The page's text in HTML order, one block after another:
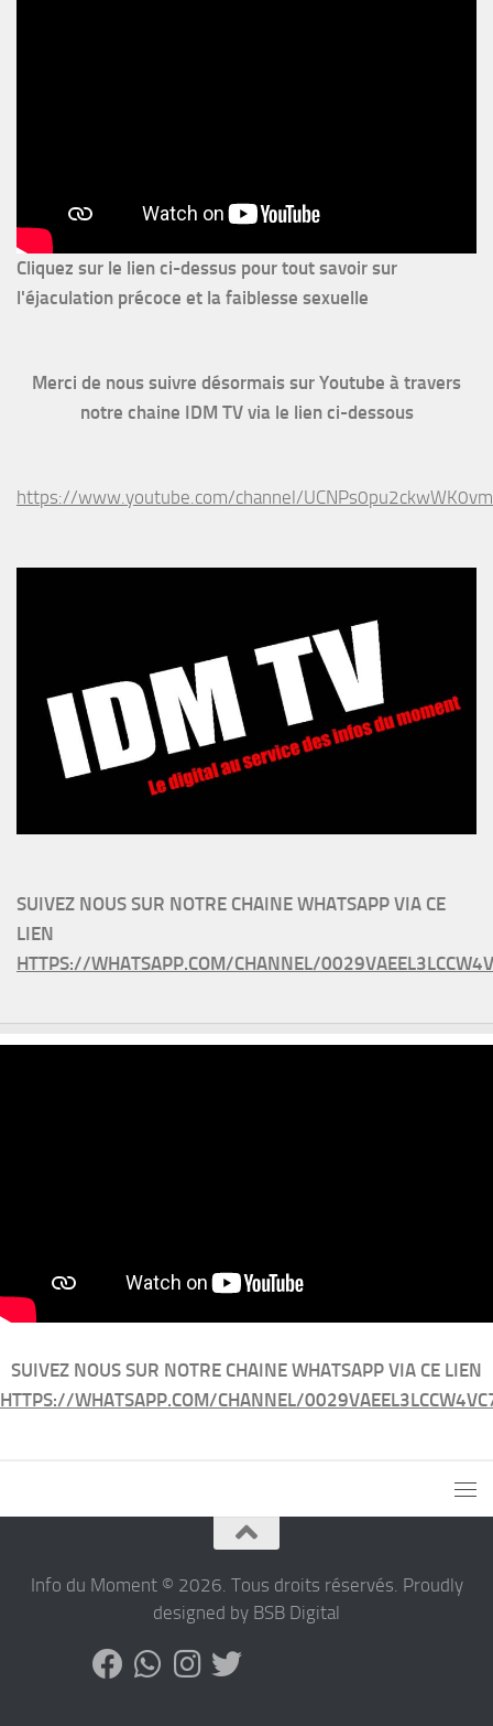
Cliquez sur le lien ci-dessus pour tout savoir sur
l'éjaculation précoce et la faiblesse sexuelle
Merci de nous suivre désormais sur Youtube à travers
notre chaine IDM TV via le lien ci-dessous
https://www.youtube.com/channel/
SUIVEZ NOUS SUR NOTRE CHAINE WHATSAPP VIA CE
LIEN
HTTPS://WHATSAPP.COM/CHANNEL/
SUIVEZ NOUS SUR NOTRE CHAINE WHATSAPP VIA CE LIEN
HTTPS://WHATSAPP.COM/CHANNEL/
Info du Moment © 2026. Tous droits réservés. Proudly
designed by BSB Digital